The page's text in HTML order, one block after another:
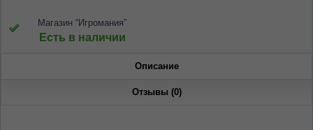
Магазин “Игромания”
Есть в наличии
Описание
Отзывы (0)